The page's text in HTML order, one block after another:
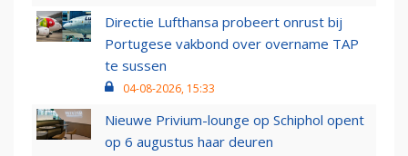
Directie Lufthansa probeert onrust bij
Portugese vakbond over overname TAP
te sussen
04-08-2026, 15:33
Nieuwe Privium-lounge op Schiphol opent
op 6 augustus haar deuren